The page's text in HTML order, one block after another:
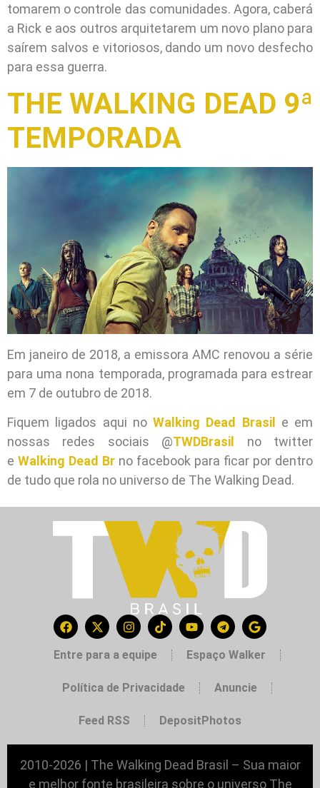
tomarem o controle das comunidades. Agora, caberá
a Rick e aos outros arquitetarem um novo plano para
saírem salvos e vitoriosos, dando um novo desfecho
para essa guerra.
THE WALKING DEAD 9ª
TEMPORADA
Em janeiro de 2018, a emissora AMC renovou a série
para uma nona temporada, programada para estrear
em 7 de outubro de 2018.
Fiquem ligados aqui no Walking Dead Brasil
e em
nossas redes sociais @TWDBrasil
no twitter
e Walking Dead Br no facebook para ficar por dentro
de tudo que rola no universo de The Walking Dead.
Entre para a equipe Espaço Walker
Política de Privacidade Anuncie
Feed RSS DepositPhotos
2010-2026 | The Walking Dead Brasil – Sua maior
e melhor fonte brasileira sobre o universo The